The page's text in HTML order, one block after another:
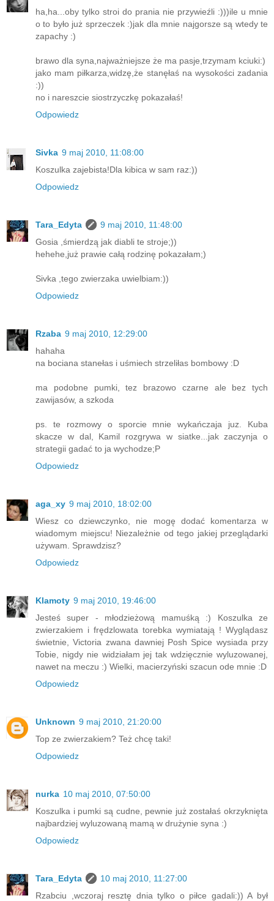
ha,ha...oby tylko stroi do prania nie przywieźli :)))ile u mnie
o to było już sprzeczek :)jak dla mnie najgorsze są wtedy te
zapachy :)
brawo dla syna,najważniejsze że ma pasje,trzymam kciuki:)
jako mam piłkarza,widzę,że stanęłaś na wysokości zadania
:))
no i nareszcie siostrzyczkę pokazałaś!
Odpowiedz
Sivka 9 maj 2010, 11:08:00
Koszulka zajebista!Dla kibica w sam raz:))
Odpowiedz
Tara_Edyta
9 maj 2010, 11:48:00
Gosia ,śmierdzą jak diabli te stroje;))
hehehe,już prawie całą rodzinę pokazałam;)
Sivka ,tego zwierzaka uwielbiam:))
Odpowiedz
Rzaba 9 maj 2010, 12:29:00
hahaha
na bociana stanełas i uśmiech strzeliłas bombowy :D
ma podobne pumki, tez brazowo czarne ale bez tych
zawijasów, a szkoda
ps. te rozmowy o sporcie mnie wykańczaja juz. Kuba
skacze w dal, Kamil rozgrywa w siatke...jak zaczynja o
strategii gadać to ja wychodze;P
Odpowiedz
aga_xy 9 maj 2010, 18:02:00
Wiesz co dziewczynko, nie mogę dodać komentarza w
wiadomym miejscu! Niezależnie od tego jakiej przeglądarki
używam. Sprawdzisz?
Odpowiedz
Klamoty 9 maj 2010, 19:46:00
Jesteś super - młodzieżową mamuśką :) Koszulka ze
zwierzakiem i frędzlowata torebka wymiatają ! Wyglądasz
świetnie, Victoria zwana dawniej Posh Spice wysiada przy
Tobie, nigdy nie widziałam jej tak wdzięcznie wyluzowanej,
nawet na meczu :) Wielki, macierzyński szacun ode mnie :D
Odpowiedz
Unknown 9 maj 2010, 21:20:00
Top ze zwierzakiem? Też chcę taki!
Odpowiedz
nurka 10 maj 2010, 07:50:00
Koszulka i pumki są cudne, pewnie już zostałaś okrzyknięta
najbardziej wyluzowaną mamą w drużynie syna :)
Odpowiedz
Tara_Edyta
10 maj 2010, 11:27:00
Rzabciu ,wczoraj resztę dnia tylko o piłce gadali:)) A był